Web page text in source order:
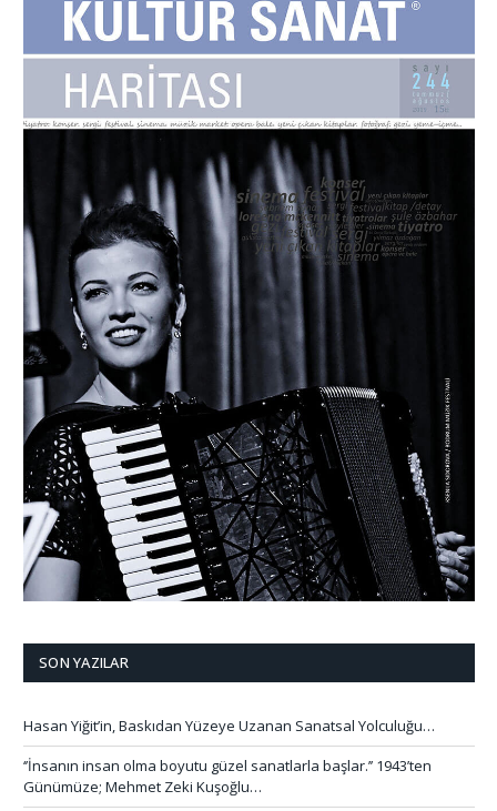
SON YAZILAR
Hasan Yiğit’in, Baskıdan Yüzeye Uzanan Sanatsal Yolculuğu…
‘’İnsanın insan olma boyutu güzel sanatlarla başlar.’’ 1943’ten
Günümüze; Mehmet Zeki Kuşoğlu…